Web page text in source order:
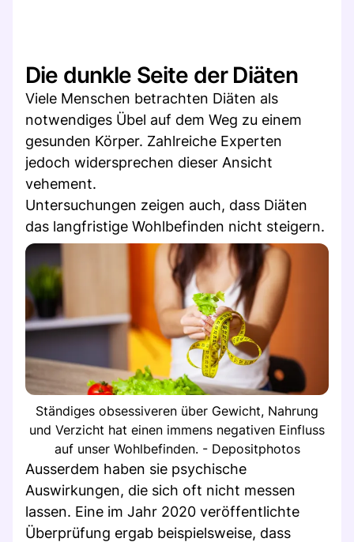
Die dunkle Seite der Diäten
Viele Menschen betrachten Diäten als
notwendiges Übel auf dem Weg zu einem
gesunden Körper. Zahlreiche Experten
jedoch widersprechen dieser Ansicht
vehement.
Untersuchungen zeigen auch, dass Diäten
das langfristige Wohlbefinden nicht steigern.
Ständiges obsessiveren über Gewicht, Nahrung
und Verzicht hat einen immens negativen Einfluss
auf unser Wohlbefinden. - Depositphotos
Ausserdem haben sie psychische
Auswirkungen, die sich oft nicht messen
lassen. Eine im Jahr 2020 veröffentlichte
Überprüfung ergab beispielsweise, dass